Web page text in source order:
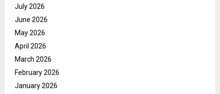
July 2026
June 2026
May 2026
April 2026
March 2026
February 2026
January 2026